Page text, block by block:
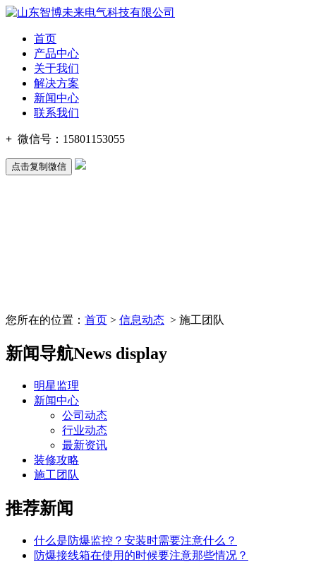
首页
产品中心
关于我们
解决方案
新闻中心
联系我们
+ 微信号： 15801153055
点击复制微信
您所在的位置： 首页 > 信息动态 > 施工团队
新闻导航News display
明星监理
新闻中心
公司动态
行业动态
最新资讯
装修攻略
施工团队
推荐新闻
什么是防爆监控？安装时需要注意什么？
防爆接线箱在使用的时候要注意那些情况？